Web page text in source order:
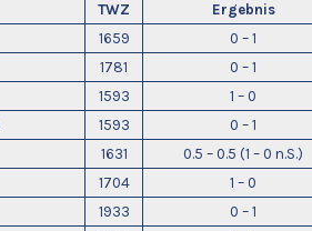
TWZ
Ergebnis
1659
0 – 1
1781
0 – 1
1593
1 – 0
1593
0 – 1
1631
0.5 – 0.5 (1 – 0 n.S.)
1704
1 – 0
1933
0 – 1